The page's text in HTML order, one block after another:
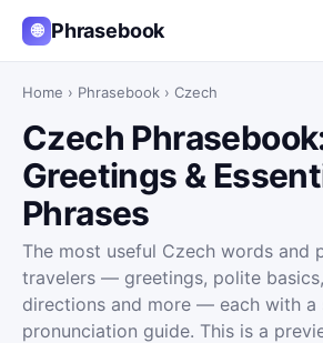
🌐 Phrasebook
Home › Phrasebook › Czech
Czech
Greetings &
Phrases
The most useful Czech words and
travelers — greetings, polite
directions and more — each with a
pronunciation guide. This is a